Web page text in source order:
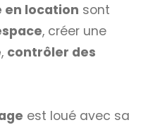
en location sont
, créer une
, contrôler des
est loué avec sa